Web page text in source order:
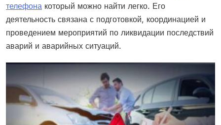
телефона который можно найти легко. Его
деятельность связана с подготовкой, координацией и
проведением мероприятий по ликвидации последствий
аварий и аварийных ситуаций.